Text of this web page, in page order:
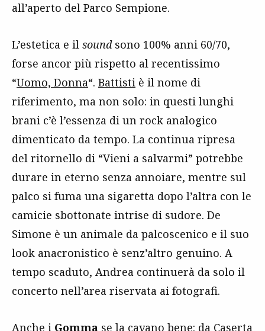
all’aperto del Parco Sempione.
L’estetica e il soundsono 100% anni 60/70,
forse ancor più rispetto al recentissimo
“Uomo, Donna“. Battisti è il nome di
riferimento, ma non solo: in questi lunghi
brani c’è l’essenza di un rock analogico
dimenticato da tempo. La continua ripresa
del ritornello di “Vieni a salvarmi” potrebbe
durare in eterno senza annoiare, mentre sul
palco si fuma una sigaretta dopo l’altra con le
camicie sbottonate intrise di sudore. De
Simone è un animale da palcoscenico e il suo
look anacronistico è senz’altro genuino. A
tempo scaduto, Andrea continuerà da solo il
concerto nell’area riservata ai fotografi.
Anche i Gomma se la cavano bene: da Caserta